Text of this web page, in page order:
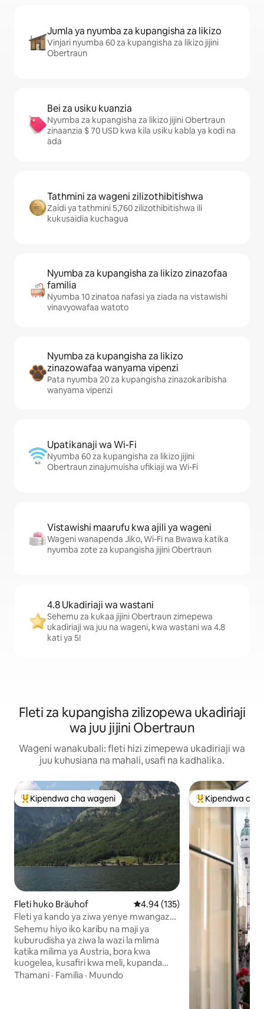
Jumla ya nyumba za kupangisha za likizo
Vinjari nyumba 60 za kupangisha za likizo jijini
Obertraun
Bei za usiku kuanzia
Nyumba za kupangisha za likizo jijini Obertraun
zinaanzia $ 70 USD kwa kila usiku kabla ya kodi na
ada
Tathmini za wageni zilizothibitishwa
Zaidi ya tathmini 5,760 zilizothibitishwa ili
kukusaidia kuchagua
Nyumba za kupangisha za likizo zinazofaa
familia
Nyumba 10 zinatoa nafasi ya ziada na vistawishi
vinavyowafaa watoto
Nyumba za kupangisha za likizo
zinazowafaa wanyama vipenzi
Pata nyumba 20 za kupangisha zinazokaribisha
wanyama vipenzi
Upatikanaji wa Wi-Fi
Nyumba 60 za kupangisha za likizo jijini
Obertraun zinajumuisha ufikiaji wa Wi-Fi
Vistawishi maarufu kwa ajili ya wageni
Wageni wanapenda Jiko, Wi-Fi na Bwawa katika
nyumba zote za kupangisha jijini Obertraun
4.8 Ukadiriaji wa wastani
Sehemu za kukaa jijini Obertraun zimepewa
ukadiriaji wa juu na wageni, kwa wastani wa 4.8
kati ya 5!
Fleti za kupangisha zilizopewa ukadiriaji
wa juu jijini Obertraun
Wageni wanakubali: fleti hizi zimepewa ukadiriaji wa
juu kuhusiana na mahali, usafi na kadhalika.
Kipendwa maarufu cha wageni
Kipendwa cha wageni
Fleti huko Bräuhof Ukadiriaji wa wastani wa 4.94
4.94 (135)
Fleti ya kando ya ziwa yenye mwangaza
wa jua kwa 2-4.
Sehemu hiyo iko karibu na maji ya
kuburudisha ya ziwa la wazi la mlima
katika milima ya Austria, bora kwa
kuogelea, kusafiri kwa meli, kupanda
milima, kupanda milima na kuteleza
Thamani · Familia · Muundo
Kipendwa
Kipendwa cha